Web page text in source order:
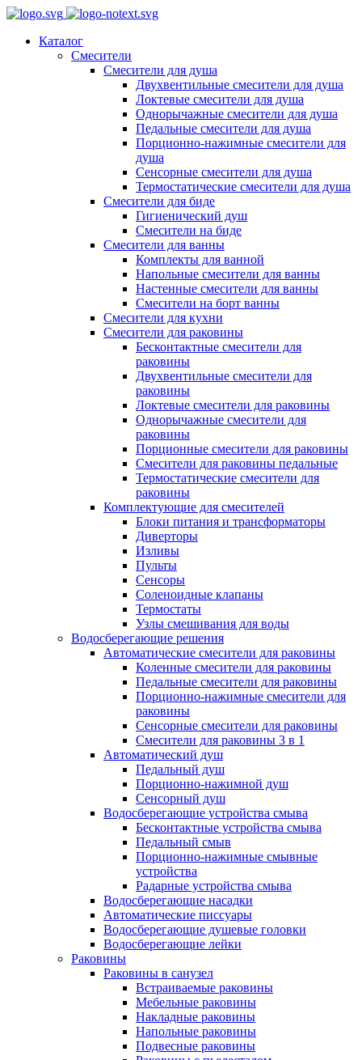
Каталог
Смесители
Смесители для душа
Двухвентильные смесители для душа
Локтевые смесители для душа
Однорычажные смесители для душа
Педальные смесители для душа
Порционно-нажимные смесители для
душа
Сенсорные смесители для душа
Термостатические смесители для душа
Смесители для биде
Гигиенический душ
Смесители на биде
Смесители для ванны
Комплекты для ванной
Напольные смесители для ванны
Настенные смесители для ванны
Смесители на борт ванны
Смесители для кухни
Смесители для раковины
Бесконтактные смесители для
раковины
Двухвентильные смесители для
раковины
Локтевые смесители для раковины
Однорычажные смесители для
раковины
Порционные смесители для раковины
Смесители для раковины педальные
Термостатические смесители для
раковины
Комплектующие для смесителей
Блоки питания и трансформаторы
Диверторы
Изливы
Пульты
Сенсоры
Соленоидные клапаны
Термостаты
Узлы смешивания для воды
Водосберегающие решения
Автоматические смесители для раковины
Коленные смесители для раковины
Педальные смесители для раковины
Порционно-нажимные смесители для
раковины
Сенсорные смесители для раковины
Смесители для раковины 3 в 1
Автоматический душ
Педальный душ
Порционно-нажимной душ
Сенсорный душ
Водосберегающие устройства смыва
Бесконтактные устройства смыва
Педальный смыв
Порционно-нажимные смывные
устройства
Радарные устройства смыва
Водосберегающие насадки
Автоматические писсуары
Водосберегающие душевые головки
Водосберегающие лейки
Раковины
Раковины в санузел
Встраиваемые раковины
Мебельные раковины
Накладные раковины
Напольные раковины
Подвесные раковины